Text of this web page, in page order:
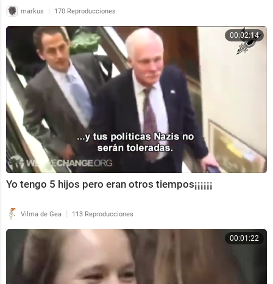
markus | 170 Reproducciones
00:02:14
Yo tengo 5 hijos pero eran otros tiempos¡¡¡¡¡¡
Vilma de Gea | 113 Reproducciones
00:01:22